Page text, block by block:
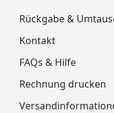
Rückgabe &
Kontakt
FAQs & Hilfe
Rechnung drucken